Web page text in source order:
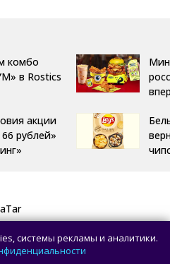
комбо
в Rostics
акции
рублей»
мист для тела?
Coffee
системы рекламы и аналитики.